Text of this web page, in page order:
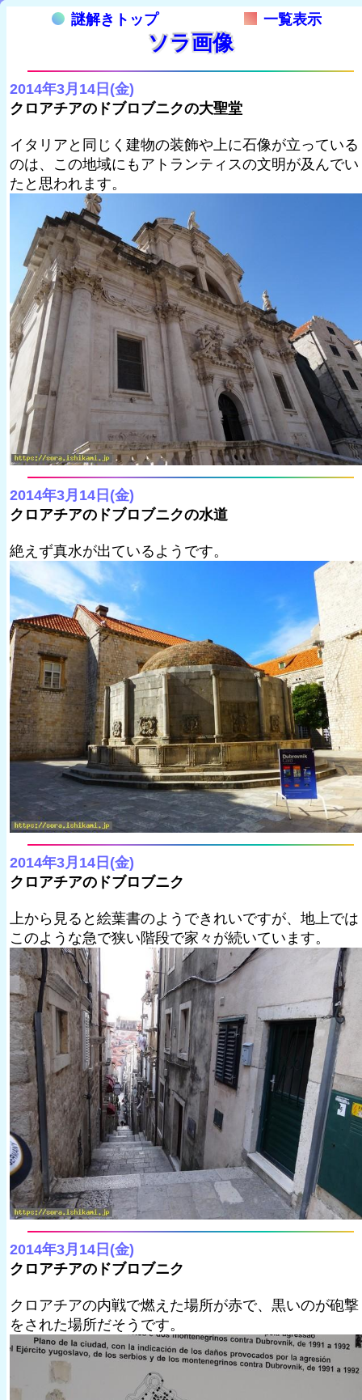
謎解きトップ 一覧表示
ソラ画像
2014年3月14日(金)
クロアチアのドブロブニクの大聖堂
イタリアと同じく建物の装飾や上に石像が立っている
のは、この地域にもアトランティスの文明が及んでい
たと思われます。
2014年3月14日(金)
クロアチアのドブロブニクの水道
絶えず真水が出ているようです。
2014年3月14日(金)
クロアチアのドブロブニク
上から見ると絵葉書のようできれいですが、地上では
このような急で狭い階段で家々が続いています。
2014年3月14日(金)
クロアチアのドブロブニク
クロアチアの内戦で燃えた場所が赤で、黒いのが砲撃
をされた場所だそうです。